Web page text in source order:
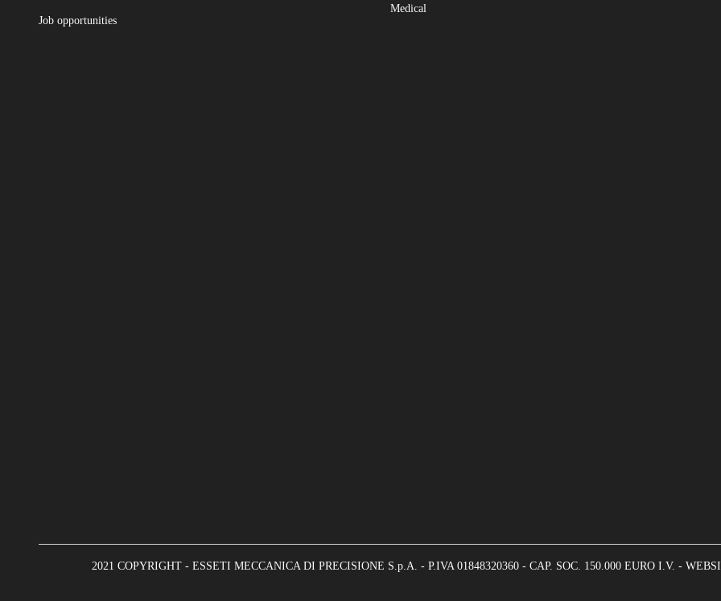
Job opportunities
Medical
2021 COPYRIGHT - ESSETI MECCANICA DI PRECISIONE S.p.A. - P.IVA 01848320360 - CAP. SOC. 150.000 EURO I.V. -